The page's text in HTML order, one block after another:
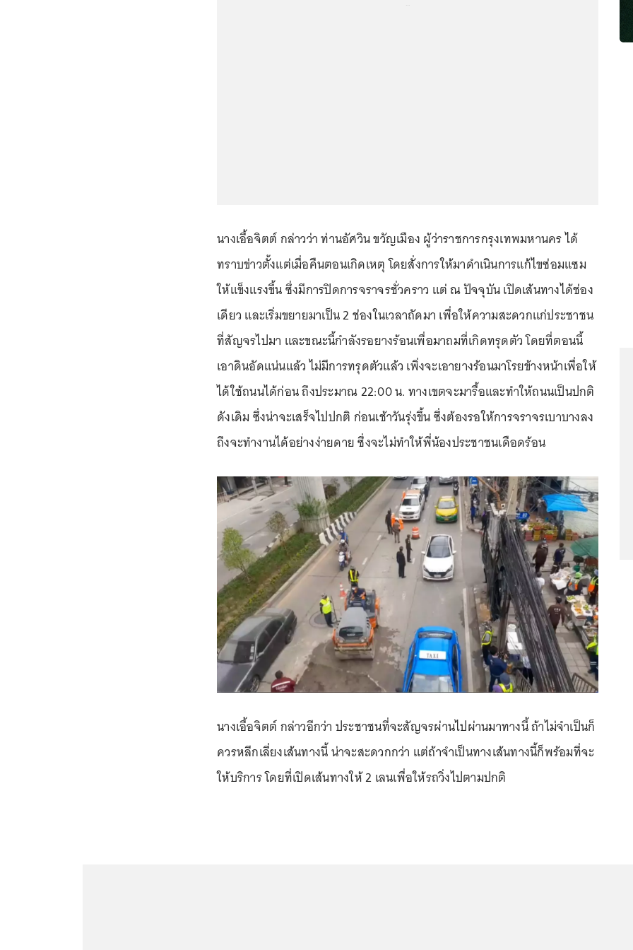
นางเอื้อจิตต์ กล่าวว่า ท่านอัศวิน ขวัญเมือง ผู้ว่าราชการกรุงเทพมหานคร ได้
ทราบข่าวตั้งแต่เมื่อคืนตอนเกิดเหตุ โดยสั่งการให้มาดำเนินการแก้ไขซ่อมแซม
ให้แข็งแรงขึ้น ซึ่งมีการปิดการจราจรชั่วคราว แต่ ณ ปัจจุบัน เปิดเส้นทางได้ช่อง
เดียว และเริ่มขยายมาเป็น 2 ช่องในเวลาถัดมา เพื่อให้ความสะดวกแก่ประชาชน
ที่สัญจรไปมา และขณะนี้กำลังรอยางร้อนเพื่อมาถมที่เกิดทรุดตัว โดยที่ตอนนี้
เอาดินอัดแน่นแล้ว ไม่มีการทรุดตัวแล้ว เพิ่งจะเอายางร้อนมาโรยข้างหน้าเพื่อให้
ได้ใช้ถนนได้ก่อน ถึงประมาณ 22:00 น. ทางเขตจะมารื้อและทำให้ถนนเป็นปกติ
ดังเดิม ซึ่งน่าจะเสร็จไปปกติ ก่อนเช้าวันรุ่งขึ้น ซึ่งต้องรอให้การจราจรเบาบางลง
ถึงจะทำงานได้อย่างง่ายดาย ซึ่งจะไม่ทำให้พี่น้องประชาชนเดือดร้อน
นางเอื้อจิตต์ กล่าวอีกว่า ประชาชนที่จะสัญจรผ่านไปผ่านมาทางนี้ ถ้าไม่จำเป็นก็
ควรหลีกเลี่ยงเส้นทางนี้ น่าจะสะดวกกว่า แต่ถ้าจำเป็นทางเส้นทางนี้ก็พร้อมที่จะ
ให้บริการ โดยที่เปิดเส้นทางให้ 2 เลนเพื่อให้รถวิ่งไปตามปกติ